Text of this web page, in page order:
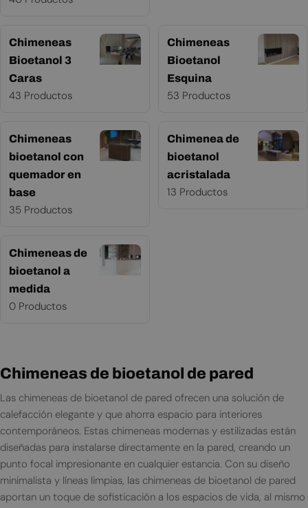
Chimeneas
Bioetanol 3
Caras
43 Productos
Chimeneas
Bioetanol
Esquina
53 Productos
Chimeneas
bioetanol con
quemador en
base
35 Productos
Chimenea de
bioetanol
acristalada
13 Productos
Chimeneas de
bioetanol a
medida
0 Productos
Chimeneas de bioetanol de pared
Las chimeneas de bioetanol de pared ofrecen una solución de
calefacción elegante y que ahorra espacio para interiores
contemporáneos. Estas chimeneas modernas y estilizadas están
diseñadas para instalarse directamente en la pared, creando un
punto focal impresionante en cualquier estancia. Con su diseño
minimalista y líneas limpias, las chimeneas de bioetanol de pared
aportan un toque de sofisticación a los espacios de vida, al mismo